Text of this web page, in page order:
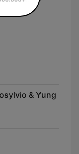
& Yung